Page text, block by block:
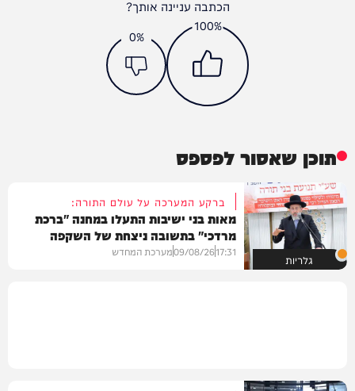
הכתבה עניינה אותך?
100%
0%
תוכן שאסור לפספס
גלריות
ברקע המערכה על עולם התורה:
מאות בני ישיבות התעלו במחנה "ברכת
מרדכי" בתשובה ניצחת של השקפה
בהירה
17:31
09/08/26מערכת המחדש